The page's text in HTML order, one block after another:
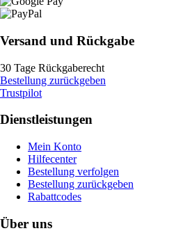
Versand und Rückgabe
30 Tage Rückgaberecht
Bestellung zurückgeben
Trustpilot
Dienstleistungen
Mein Konto
Hilfecenter
Bestellung verfolgen
Bestellung zurückgeben
Rabattcodes
Über uns